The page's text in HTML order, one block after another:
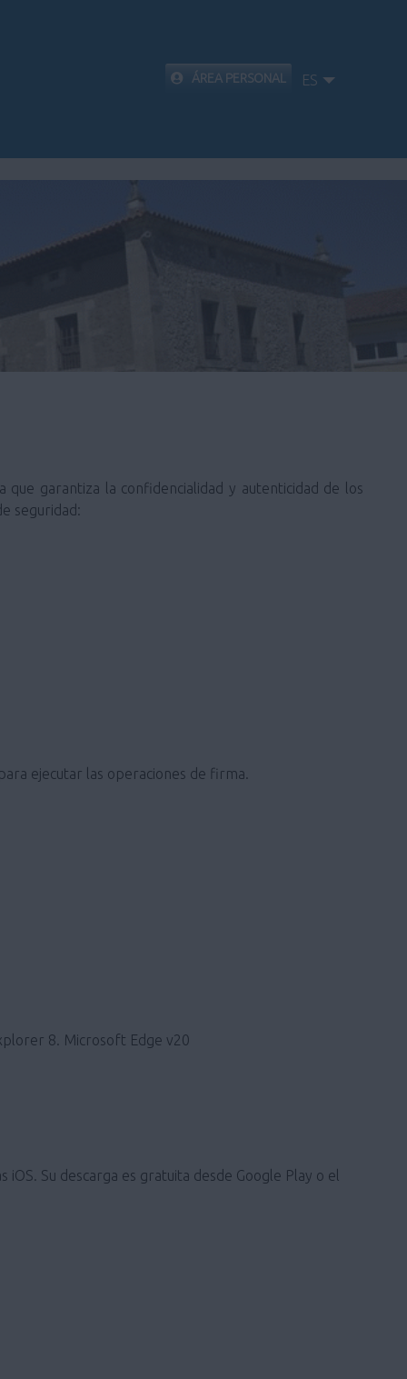
ÁREA PERSONAL ES
garantiza la confidencialidad y autenticidad de los
seguridad:
ejecutar las operaciones de firma.
8. Microsoft Edge v20
Su descarga es gratuita desde Google Play o el